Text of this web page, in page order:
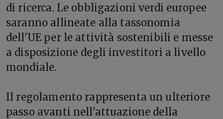
di ricerca. Le obbligazioni verdi europee
saranno allineate alla tassonomia
dell'UE per le attività sostenibili e messe
a disposizione degli investitori a livello
mondiale.
Il regolamento rappresenta un ulteriore
passo avanti nell'attuazione della